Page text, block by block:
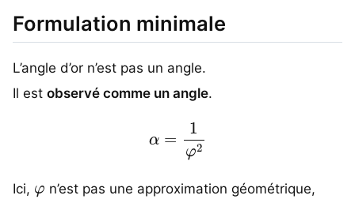
Formulation minimale
L’angle d’or n’est pas un angle.
Il est observé comme un angle.
φ2
Ici,
n’est pas une approximation géométrique,